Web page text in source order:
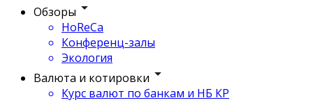
Обзоры
HoReCa
Конференц-залы
Экология
Валюта и котировки
Курс валют по банкам и НБ КР